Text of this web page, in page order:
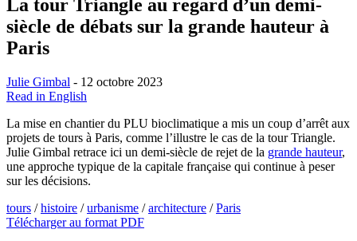
La tour Triangle au regard d’un demi-
siècle de débats sur la grande hauteur à
Paris
Julie Gimbal - 12 octobre 2023
Read in English
La mise en chantier du PLU bioclimatique a mis un coup d’arrêt aux
projets de tours à Paris, comme l’illustre le cas de la tour Triangle.
Julie Gimbal retrace ici un demi-siècle de rejet de la grande hauteur,
une approche typique de la capitale française qui continue à peser
sur les décisions.
tours /histoire /urbanisme /architecture /Paris
Télécharger au format PDF